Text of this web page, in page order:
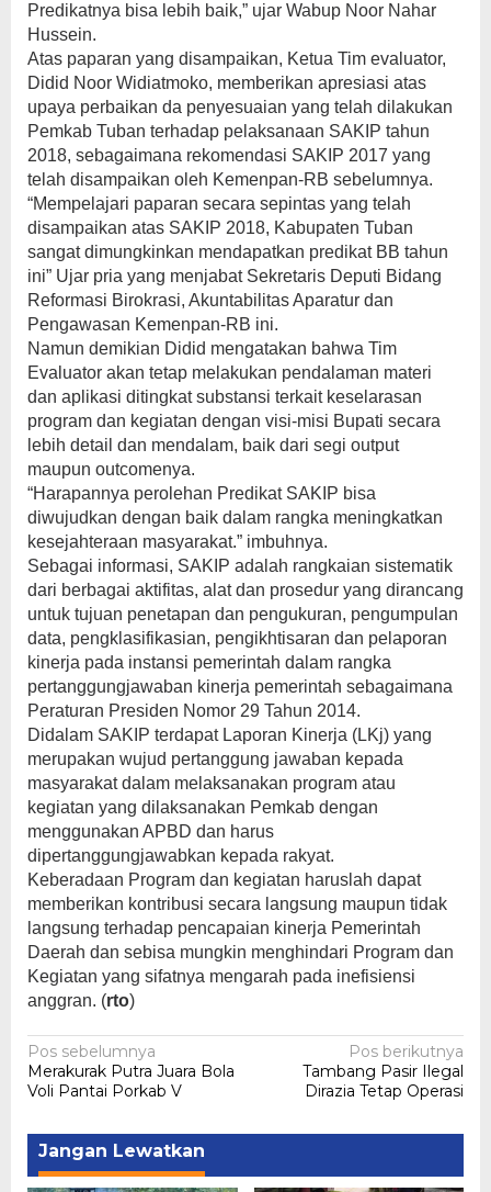
Predikatnya bisa lebih baik,” ujar Wabup Noor Nahar
Hussein.
Atas paparan yang disampaikan, Ketua Tim evaluator,
Didid Noor Widiatmoko, memberikan apresiasi atas
upaya perbaikan da penyesuaian yang telah dilakukan
Pemkab Tuban terhadap pelaksanaan SAKIP tahun
2018, sebagaimana rekomendasi SAKIP 2017 yang
telah disampaikan oleh Kemenpan-RB sebelumnya.
“Mempelajari paparan secara sepintas yang telah
disampaikan atas SAKIP 2018, Kabupaten Tuban
sangat dimungkinkan mendapatkan predikat BB tahun
ini” Ujar pria yang menjabat Sekretaris Deputi Bidang
Reformasi Birokrasi, Akuntabilitas Aparatur dan
Pengawasan Kemenpan-RB ini.
Namun demikian Didid mengatakan bahwa Tim
Evaluator akan tetap melakukan pendalaman materi
dan aplikasi ditingkat substansi terkait keselarasan
program dan kegiatan dengan visi-misi Bupati secara
lebih detail dan mendalam, baik dari segi output
maupun outcomenya.
“Harapannya perolehan Predikat SAKIP bisa
diwujudkan dengan baik dalam rangka meningkatkan
kesejahteraan masyarakat.” imbuhnya.
Sebagai informasi, SAKIP adalah rangkaian sistematik
dari berbagai aktifitas, alat dan prosedur yang dirancang
untuk tujuan penetapan dan pengukuran, pengumpulan
data, pengklasifikasian, pengikhtisaran dan pelaporan
kinerja pada instansi pemerintah dalam rangka
pertanggungjawaban kinerja pemerintah sebagaimana
Peraturan Presiden Nomor 29 Tahun 2014.
Didalam SAKIP terdapat Laporan Kinerja (LKj) yang
merupakan wujud pertanggung jawaban kepada
masyarakat dalam melaksanakan program atau
kegiatan yang dilaksanakan Pemkab dengan
menggunakan APBD dan harus
dipertanggungjawabkan kepada rakyat.
Keberadaan Program dan kegiatan haruslah dapat
memberikan kontribusi secara langsung maupun tidak
langsung terhadap pencapaian kinerja Pemerintah
Daerah dan sebisa mungkin menghindari Program dan
Kegiatan yang sifatnya mengarah pada inefisiensi
anggran. (rto)
Navigasi
pos
Pos sebelumnya
Merakurak Putra Juara Bola
Voli Pantai Porkab V
Pos berikutnya
‎Tambang Pasir Ilegal
Dirazia Tetap Operasi
Jangan Lewatkan